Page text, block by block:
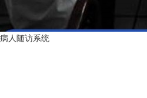
病人随访系统